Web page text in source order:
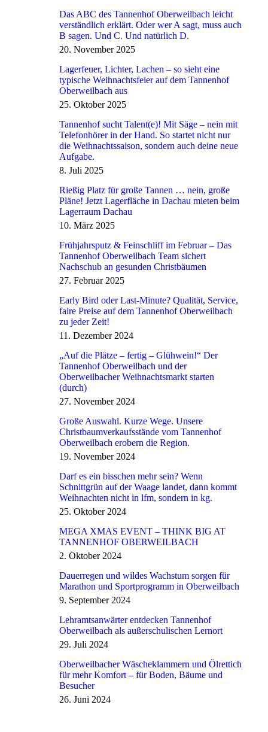
Das ABC des Tannenhof Oberweilbach leicht
verständlich erklärt. Oder wer A sagt, muss auch
B sagen. Und C. Und natürlich D.
20. November 2025
Lagerfeuer, Lichter, Lachen – so sieht eine
typische Weihnachtsfeier auf dem Tannenhof
Oberweilbach aus
25. Oktober 2025
Tannenhof sucht Talent(e)! Mit Säge – nein mit
Telefonhörer in der Hand. So startet nicht nur
die Weihnachtssaison, sondern auch deine neue
Aufgabe.
8. Juli 2025
Rießig Platz für große Tannen … nein, große
Pläne! Jetzt Lagerfläche in Dachau mieten beim
Lagerraum Dachau
10. März 2025
Frühjahrsputz & Feinschliff im Februar – Das
Tannenhof Oberweilbach Team sichert
Nachschub an gesunden Christbäumen
27. Februar 2025
Early Bird oder Last-Minute? Qualität, Service,
faire Preise auf dem Tannenhof Oberweilbach
zu jeder Zeit!
11. Dezember 2024
„Auf die Plätze – fertig – Glühwein!“ Der
Tannenhof Oberweilbach und der
Oberweilbacher Weihnachtsmarkt starten
(durch)
27. November 2024
Große Auswahl. Kurze Wege. Unsere
Christbaumverkaufsstände vom Tannenhof
Oberweilbach erobern die Region.
19. November 2024
Darf es ein bisschen mehr sein? Wenn
Schnittgrün auf der Waage landet, dann kommt
Weihnachten nicht in lfm, sondern in kg.
25. Oktober 2024
MEGA XMAS EVENT – THINK BIG AT
TANNENHOF OBERWEILBACH
2. Oktober 2024
Dauerregen und wildes Wachstum sorgen für
Marathon und Sportprogramm in Oberweilbach
9. September 2024
Lehramtsanwärter entdecken Tannenhof
Oberweilbach als außerschulischen Lernort
29. Juli 2024
Oberweilbacher Wäscheklammern und Ölrettich
für mehr Komfort – für Boden, Bäume und
Besucher
26. Juni 2024